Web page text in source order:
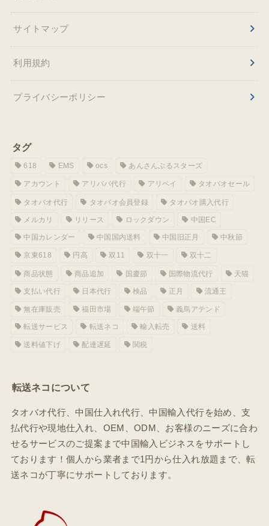
サイトマップ
利用規約
プライバシーポリシー
タグ
618 EMS ocs あんさんぶるスターズ
アカウント アリババ代行 アリペイ タオバオセール
タオバオ代行 タオバオ会員登録 タオバオ購入代行
メルカリ リリース ロックダウン 中国EC
中国カレンダー 中国国内送料 中国旧正月 中秋節
京東618 円高 双11 双十一 双十二
商品状態 商品追加 国慶節 国際物流代行 天猫
支払い代行 日本代行 検品 正月 流通王
無在庫販売 福田市場 端午節 義烏アテンド
転送サービス 転送ネコ 輸入転売 送料
送料値下げ 配達遅延 関税
転送ネコについて
タオバオ代行、中国仕入れ代行、中国輸入代行を始め、支
払代行や現地仕入れ、OEM、ODM、お客様のニーズに合わ
せるサービスのご提案まで中国輸入ビジネスをサポートし
ております！個人から業者まで1円から仕入れ放題まで、転
送ネコが丁寧にサポートしております。